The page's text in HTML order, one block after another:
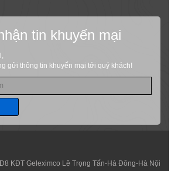
tin khuyến mại
gửi thông tin khuyến mại tới quý khách!
KĐT Geleximco Lê Trọng Tấn-Hà Đông-Hà Nội